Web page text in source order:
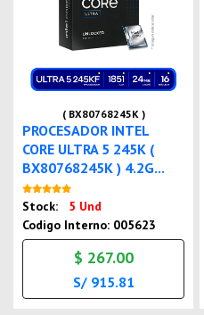
( BX80768245K )
PROCESADOR INTEL
CORE ULTRA 5 245K (
BX80768245K ) 4.2G...
Stock:
5 Und
Codigo Interno: 005623
$ 267.00
S/ 915.81